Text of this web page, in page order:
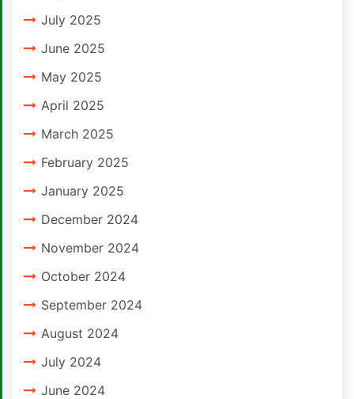
July 2025
June 2025
May 2025
April 2025
March 2025
February 2025
January 2025
December 2024
November 2024
October 2024
September 2024
August 2024
July 2024
June 2024